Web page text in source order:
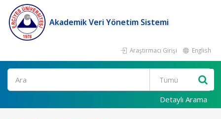
Akademik Veri Yönetim Sistemi
Araştırmacı Girişi English
Ara
Detaylı Arama